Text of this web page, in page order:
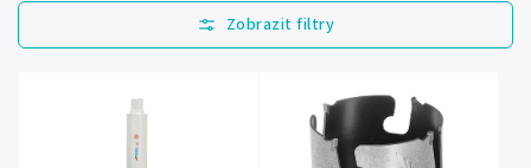
Nejlevnější
Nejdražší